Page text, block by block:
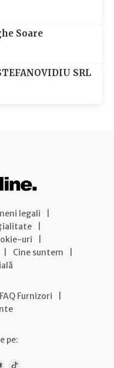
Soare
SRL
legali
uri
Cine suntem
FAQ Furnizori
pe: